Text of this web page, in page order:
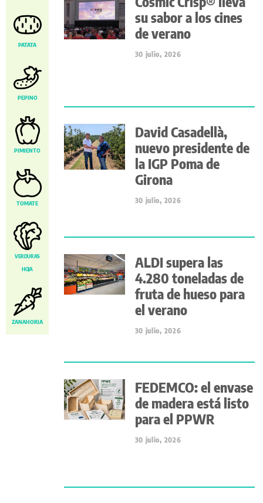
PATATA
PEPINO
PIMIENTO
TOMATE
VERDURAS
HOJA
ZANAHORIA
su sabor a los cines
de verano
30 julio, 2026
David Casadellà,
nuevo presidente de
la IGP Poma de
Girona
30 julio, 2026
ALDI supera las
4.280 toneladas de
fruta de hueso para
el verano
30 julio, 2026
FEDEMCO: el envase
de madera está listo
para el PPWR
30 julio, 2026